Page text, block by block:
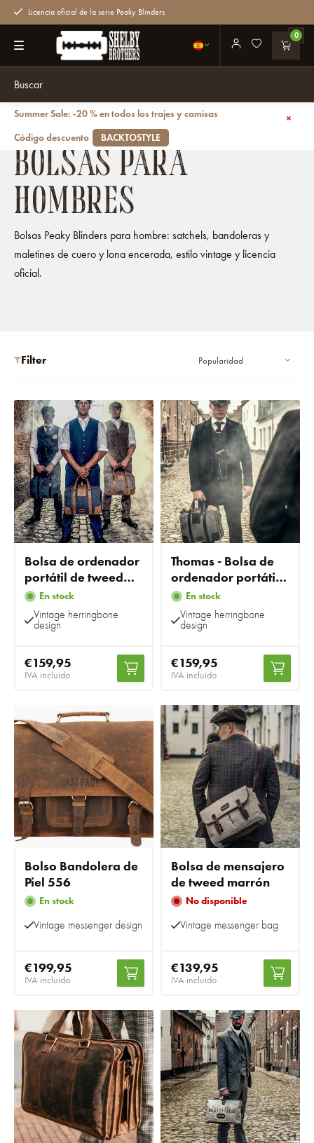
Licencia oficial de la serie Peaky Blinders
0
Summer Sale: -20 % en todos los trajes y camisas
Código descuento
BACKTOSTYLE
Bolsas Bolsas para hombres
BOLSAS PARA
HOMBRES
Bolsas Peaky Blinders para hombre: satchels, bandoleras y
maletines de cuero y lona encerada, estilo vintage y licencia
oficial.
Filter
Bolsa de ordenador
portátil de tweed
Gris/Cognac
En stock
Vintage herringbone
design
€159,95
IVA incluido
Thomas - Bolsa de
ordenador portátil
de tweed gris
En stock
Vintage herringbone
design
€159,95
IVA incluido
Bolso Bandolera de
Piel 556
En stock
Vintage messenger design
€199,95
IVA incluido
Bolsa de mensajero
de tweed marrón
No disponible
Vintage messenger bag
€139,95
IVA incluido